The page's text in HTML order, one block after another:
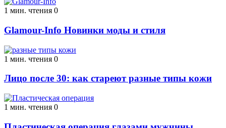
1 мин. чтения 0
Glamour-Info Новинки моды и стиля
1 мин. чтения 0
Лицо после 30: как стареют разные типы кожи
1 мин. чтения 0